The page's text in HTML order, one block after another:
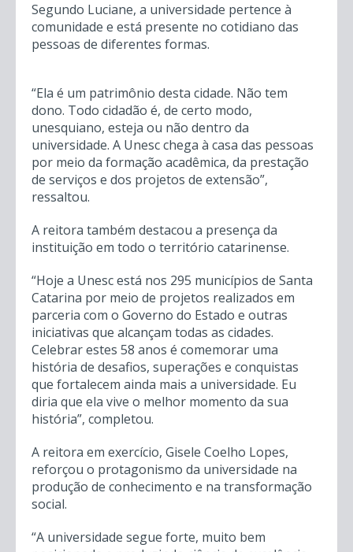
Segundo Luciane, a universidade pertence à
comunidade e está presente no cotidiano das
pessoas de diferentes formas.
“Ela é um patrimônio desta cidade. Não tem
dono. Todo cidadão é, de certo modo,
unesquiano, esteja ou não dentro da
universidade. A Unesc chega à casa das pessoas
por meio da formação acadêmica, da prestação
de serviços e dos projetos de extensão”,
ressaltou.
A reitora também destacou a presença da
instituição em todo o território catarinense.
“Hoje a Unesc está nos 295 municípios de Santa
Catarina por meio de projetos realizados em
parceria com o Governo do Estado e outras
iniciativas que alcançam todas as cidades.
Celebrar estes 58 anos é comemorar uma
história de desafios, superações e conquistas
que fortalecem ainda mais a universidade. Eu
diria que ela vive o melhor momento da sua
história”, completou.
A reitora em exercício, Gisele Coelho Lopes,
reforçou o protagonismo da universidade na
produção de conhecimento e na transformação
social.
“A universidade segue forte, muito bem